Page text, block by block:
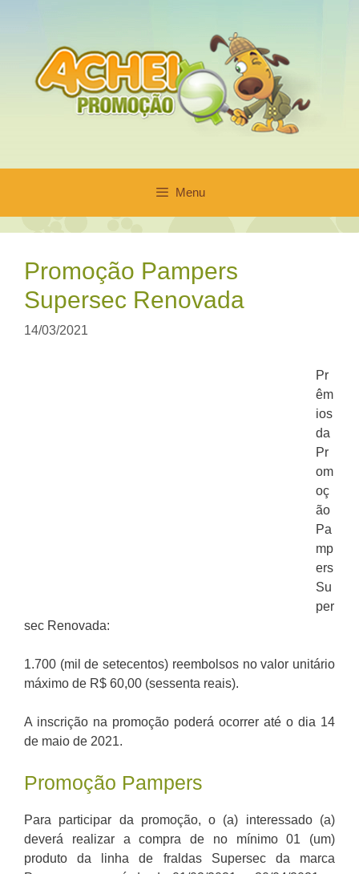
conteúdo
Menu
Promoção Pampers
Supersec Renovada
14/03/2021
Pr
êm
ios
da
Pr
om
oç
ão
Pa
mp
ers
Su
per
sec Renovada:
1.700 (mil de setecentos) reembolsos no valor unitário
máximo de R$ 60,00 (sessenta reais).
A inscrição na promoção poderá ocorrer até o dia 14
de maio de 2021.
Promoção Pampers
Para participar da promoção, o (a) interessado (a)
deverá realizar a compra de no mínimo 01 (um)
produto da linha de fraldas Supersec da marca